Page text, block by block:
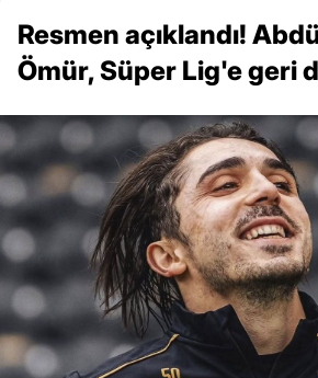
Resmen açıklandı!
Ömür, Süper Lig'e geri